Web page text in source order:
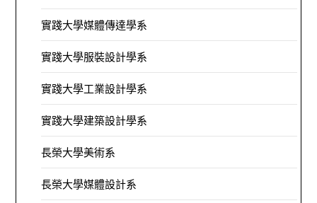
實踐大學媒體傳達學系
實踐大學服裝設計學系
實踐大學工業設計學系
實踐大學建築設計學系
長榮大學美術系
長榮大學媒體設計系